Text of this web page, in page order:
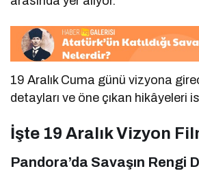
19 Aralık Cuma günü vizyona
detayları ve öne çıkan hikâyeleri
İşte 19 Aralık Vizyon
Pandora’da Savaşın Rengi